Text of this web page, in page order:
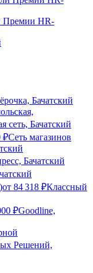
Премии HR-
Бачатский
сеть, Бачатский
₽Сеть магазинов
Бачатский
от 84 318 ₽Классный
₽Goodline,
Решений,